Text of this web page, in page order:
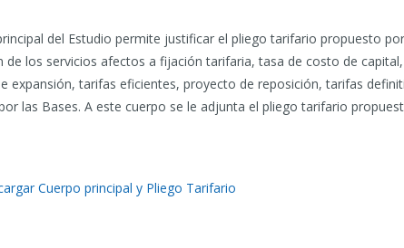
del Estudio permite justificar el pliego tarifario propuesto
de los servicios afectos a fijación tarifaria, tasa de costo de
expansión, tarifas eficientes, proyecto de reposición, tarifas
las Bases. A este cuerpo se le adjunta el pliego tarifario
Cuerpo principal y Pliego Tarifario